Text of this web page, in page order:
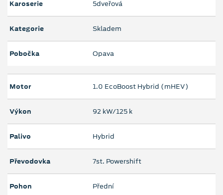
Karoserie 5dveřová
Kategorie Skladem
Pobočka Opava
Motor 1.0 EcoBoost Hybrid (mHEV)
Výkon 92 kW/125 k
Palivo Hybrid
Převodovka 7st. Powershift
Pohon Přední